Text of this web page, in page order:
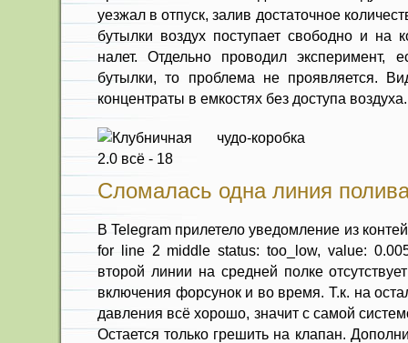
уезжал в отпуск, залив достаточное
бутылки воздух поступает свободно и на
налет. Отдельно проводил эксперимент,
бутылки, то проблема не проявляется.
концентраты в емкостях без доступа воздуха.
Сломалась одна линия
В Telegram прилетело уведомление из
for line 2 middle status: too_low, value:
второй линии на средней полке
включения форсунок и во время. Т.к. на
давления всё хорошо, значит с самой
Остается только грешить на клапан.